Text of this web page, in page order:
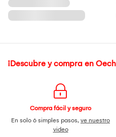
¡Descubre y compra en
Compra fácil y seguro
En solo 6 simples pasos, ve nuestro
video